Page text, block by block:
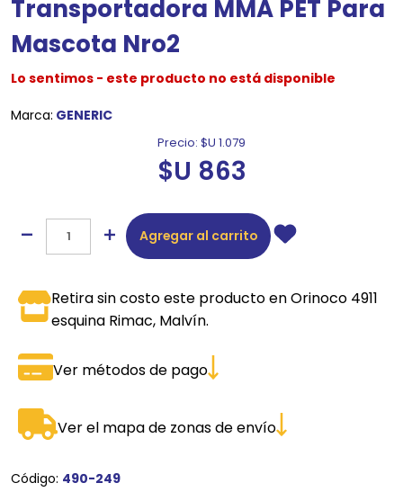
Transportadora MMA PET Para
Mascota Nro2
Lo sentimos - este producto no está disponible
Marca: GENERIC
Precio: $U 1.079
$U 863
Agregar al carrito
Retira sin costo este producto en Orinoco 4911
esquina Rimac, Malvín.
Ver métodos de pago
Ver el mapa de zonas de envío
Código: 490-249